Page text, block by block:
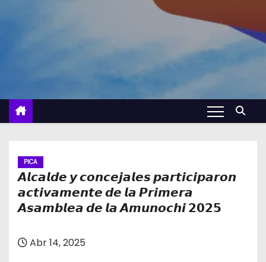
PICA
𝘼𝙡𝙘𝙖𝙡𝙙𝙚 𝙮 𝙘𝙤𝙣𝙘𝙚𝙟𝙖𝙡𝙚𝙨 𝙥𝙖𝙧𝙩𝙞𝙘𝙞𝙥𝙖𝙧𝙤𝙣
𝙖𝙘𝙩𝙞𝙫𝙖𝙢𝙚𝙣𝙩𝙚 𝙙𝙚 𝙡𝙖 𝙋𝙧𝙞𝙢𝙚𝙧𝙖
𝘼𝙨𝙖𝙢𝙗𝙡𝙚𝙖 𝙙𝙚 𝙡𝙖 𝘼𝙢𝙪𝙣𝙤𝙘𝙝𝙞 𝟮𝟬𝟮𝟱
Abr 14, 2025